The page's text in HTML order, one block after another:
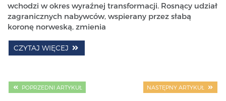
wchodzi w okres wyraźnej transformacji. Rosnący udział
zagranicznych nabywców, wspierany przez słabą
koronę norweską, zmienia
CZYTAJ WIĘCEJ
POPRZEDNI ARTYKUŁ NASTĘPNY ARTYKUŁ